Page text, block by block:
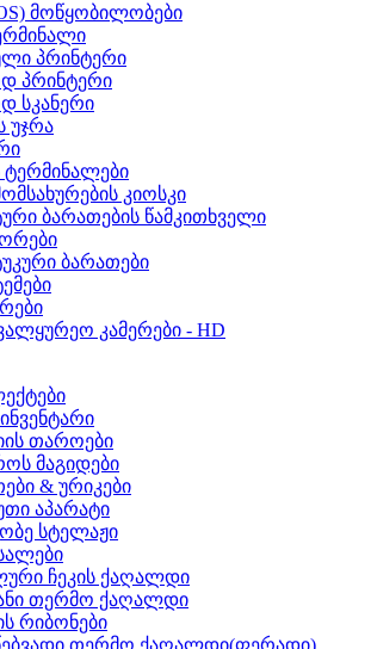
მოწყობილობები
პრინტერი
პრინტერი
სკანერი
უჯრა
ტერმინალები
კიოსკი
ბარათების წამკითხველი
ბარათები
კამერები - HD
თაროები
მაგიდები
& ურიკები
აპარატი
სტელაჟი
ჩეკის ქაღალდი
თერმო ქაღალდი
რიბონები
თერმო ქაღალდი(ფერადი)